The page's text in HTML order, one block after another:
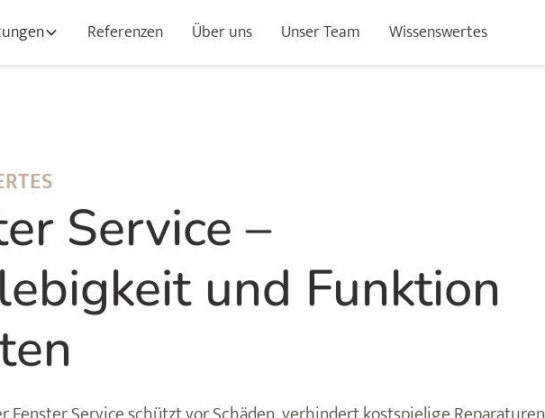
Referenzen Über uns Unser Team Wissenswertes
Service –
und Funktion